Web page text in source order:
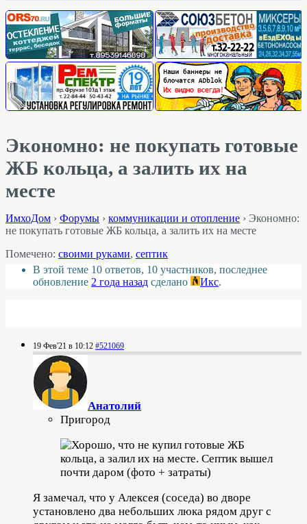
Экономно: не покупать готовые
ЖБ кольца, а залить их на
месте
ИмхоДом › Форумы › коммуникации и отопление › Экономно:
не покупать готовые ЖБ кольца, а залить их на месте
Помечено: своими руками, септик
В этой теме 10 ответов, 10 участников, последнее
обновление 2 года назад сделано Икс.
19 Фев'21 в 10:12 #521069
Анатолий
Пригород
Я замечал, что у Алексея (соседа) во дворе
установлено два небольших люка рядом друг с